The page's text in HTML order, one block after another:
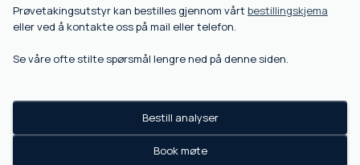
Prøvetakingsutstyr kan bestilles gjennom vårt bestillingskjema
eller ved å kontakte oss på mail eller telefon.
Se våre ofte stilte spørsmål lengre ned på denne siden.
Bestill analyser
Book møte